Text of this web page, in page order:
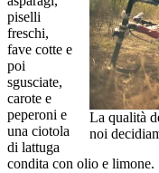
La qualità
noi
piselli
freschi,
fave cotte e
poi
sgusciate,
carote e
peperoni e
una ciotola
di lattuga
condita con olio e limone.